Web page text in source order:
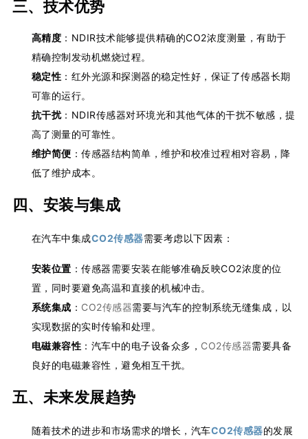
三、技术优势
高精度 ：NDIR技术能够提供精确的CO2浓度测量，有助于
精确控制发动机燃烧过程。
稳定性 ：红外光源和探测器的稳定性好，保证了传感器长期
可靠的运行。
抗干扰：NDIR传感器对环境光和其他气体的干扰不敏感，提
高了测量的可靠性。
维护简便 ：传感器结构简单，维护和校准过程相对容易，降
低了维护成本。
四、安装与集成
在汽车中集成CO2传感器需要考虑以下因素：
安装位置 ：传感器需要安装在能够准确反映CO2浓度的位
置，同时要避免高温和直接的机械冲击。
系统集成 ： CO2传感器需要与汽车的控制系统无缝集成，以
实现数据的实时传输和处理。
电磁兼容性 ：汽车中的电子设备众多， CO2传感器需要具备
良好的电磁兼容性，避免相互干扰。
五、未来发展趋势
随着技术的进步和市场需求的增长，汽车CO2传感器的发展